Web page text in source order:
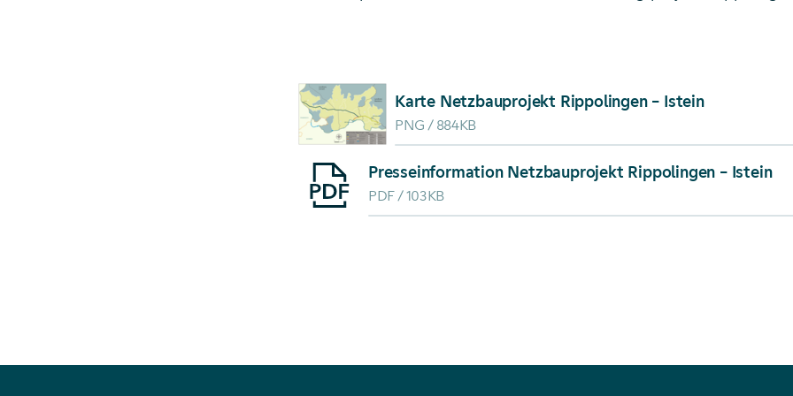
Starte Download von: Karte Netzbauprojekt Rippolingen – Istein
Karte Netzbauprojekt Rippolingen – Istein
PNG 884KB
Starte Download von: Presseinformation Netzbauprojekt Rippolingen
Presseinformation Netzbauprojekt Rippolingen – Istein
PDF 103KB